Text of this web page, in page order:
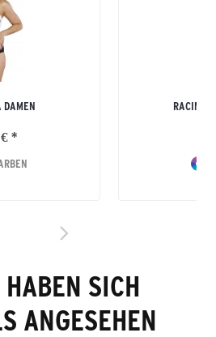
DAMEN
*
RACING
SICH
ANGESEHEN